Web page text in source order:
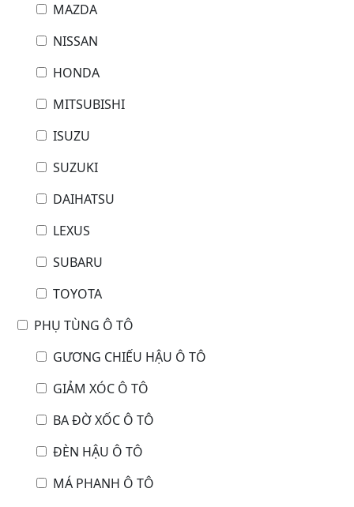
MAZDA
NISSAN
HONDA
MITSUBISHI
ISUZU
SUZUKI
DAIHATSU
LEXUS
SUBARU
TOYOTA
PHỤ TÙNG Ô TÔ
GƯƠNG CHIẾU HẬU Ô TÔ
GIẢM XÓC Ô TÔ
BA ĐỜ XỐC Ô TÔ
ĐÈN HẬU Ô TÔ
MÁ PHANH Ô TÔ